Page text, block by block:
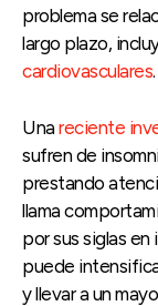
problema se
largo plazo,
cardiovasculares.
Unareciente
sufren de
prestando
llama
por sus siglas
puede
y llevar a un